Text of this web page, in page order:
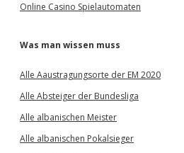
Online Casino Spielautomaten
Was man wissen muss
Alle Aaustragungsorte der EM 2020
Alle Absteiger der Bundesliga
Alle albanischen Meister
Alle albanischen Pokalsieger